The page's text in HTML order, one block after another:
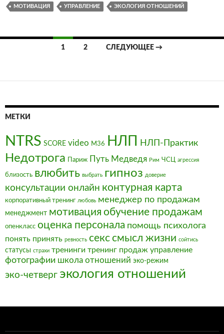
МОТИВАЦИЯ УПРАВЛЕНИЕ ЭКОЛОГИЯ ОТНОШЕНИЙ
Навигация
записям
1 2 СЛЕДУЮЩЕЕ →
МЕТКИ
NTRS SCORE video М36 НЛП НЛП-Практик
Недотрога Париж Путь Медведя Рим ЧСЦ агрессия
близость влюбить выбрать гипноз доверие
консультации онлайн контурная карта
корпоративный тренинг любовь менеджер по продажам
менеджмент мотивация обучение продажам
опенкласс оценка персонала помощь психолога
понять принять ревность секссмысл жизни сойтись
статусы страхи тренинги тренинг продаж управление
фотографии школа отношений эко-режим
эко-четверг экология отношений